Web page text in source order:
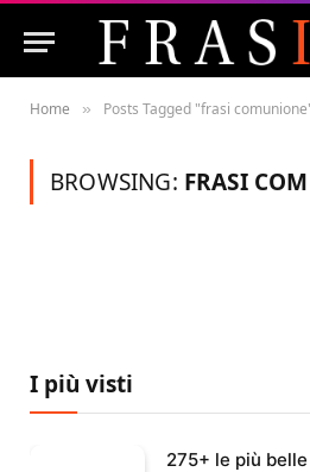
Home » Posts Tagged "frasi
BROWSING: FRASI
I più visti
275+ le più